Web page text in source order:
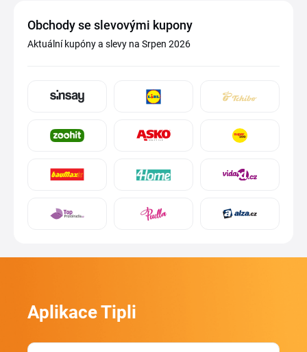
Obchody se slevovými kupony
Aktuální kupóny a slevy na Srpen 2026
Aplikace Tipli